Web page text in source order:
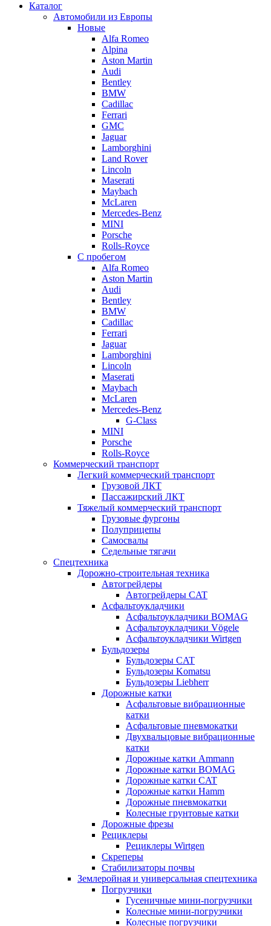
Каталог
Автомобили из Европы
Новые
Alfa Romeo
Alpina
Aston Martin
Audi
Bentley
BMW
Cadillac
Ferrari
GMC
Jaguar
Lamborghini
Land Rover
Lincoln
Maserati
Maybach
McLaren
Mercedes-Benz
MINI
Porsche
Rolls-Royce
С пробегом
Alfa Romeo
Aston Martin
Audi
Bentley
BMW
Cadillac
Ferrari
Jaguar
Lamborghini
Lincoln
Maserati
Maybach
McLaren
Mercedes-Benz
G-Class
MINI
Porsche
Rolls-Royce
Коммерческий транспорт
Легкий коммерческий транспорт
Грузовой ЛКТ
Пассажирский ЛКТ
Тяжелый коммерческий транспорт
Грузовые фургоны
Полуприцепы
Самосвалы
Седельные тягачи
Спецтехника
Дорожно-строительная техника
Автогрейдеры
Автогрейдеры CAT
Асфальтоукладчики
Асфальтоукладчики BOMAG
Асфальтоукладчики Vögele
Асфальтоукладчики Wirtgen
Бульдозеры
Бульдозеры CAT
Бульдозеры Komatsu
Бульдозеры Liebherr
Дорожные катки
Асфальтовые вибрационные
катки
Асфальтовые пневмокатки
Двухвальцовые вибрационные
катки
Дорожные катки Ammann
Дорожные катки BOMAG
Дорожные катки CAT
Дорожные катки Hamm
Дорожные пневмокатки
Колесные грунтовые катки
Дорожные фрезы
Рециклеры
Рециклеры Wirtgen
Скреперы
Стабилизаторы почвы
Землеройная и универсальная спецтехника
Погрузчики
Гусеничные мини-погрузчики
Колесные мини-погрузчики
Колесные погрузчики